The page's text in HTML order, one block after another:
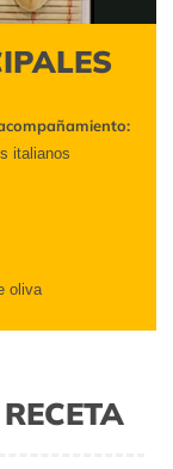
italianos
oliva